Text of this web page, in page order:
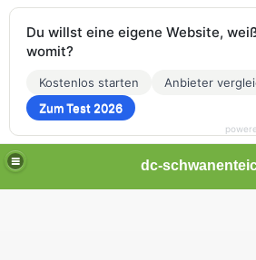
dc-
Du willst eine eigene Website,
womit?
Kostenlos starten
Anbieter
Zum Test 2026